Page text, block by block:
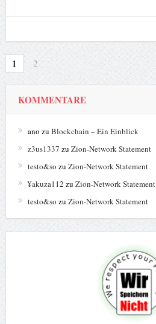
1 2
KOMMENTARE
ano zu Blockchain – Ein Einblick
z3us1337 zu Zion-Network Statement
testo&so zu Zion-Network Statement
¥akuza112 zu Zion-Network Statement
testo&so zu Zion-Network Statement